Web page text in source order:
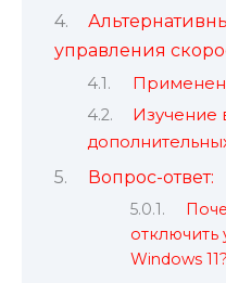
управления
Изучение
Вопрос-ответ:
Windows 11?